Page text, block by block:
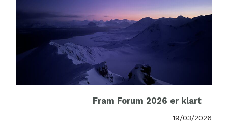
Fram Forum 2026 er klart
19/03/2026